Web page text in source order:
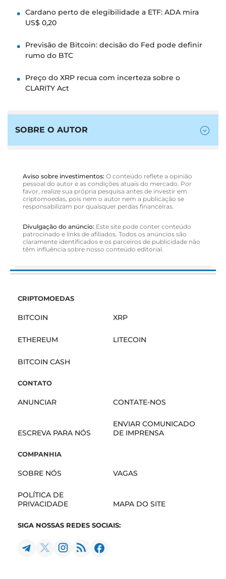
Cardano perto de elegibilidade a ETF: ADA mira
US$ 0,20
Previsão de Bitcoin: decisão do Fed pode definir
rumo do BTC
Preço do XRP recua com incerteza sobre o
CLARITY Act
SOBRE O AUTOR
Aviso sobre investimentos: O conteúdo reflete a opinião
pessoal do autor e as condições atuais do mercado. Por
favor, realize sua própria pesquisa antes de investir em
criptomoedas, pois nem o autor nem a publicação se
responsabilizam por quaisquer perdas financeiras.
Divulgação do anúncio: Este site pode conter conteúdo
patrocinado e links de afiliados. Todos os anúncios são
claramente identificados e os parceiros de publicidade não
têm influência sobre nosso conteúdo editorial.
CRIPTOMOEDAS
BITCOIN XRP
ETHEREUM LITECOIN
BITCOIN CASH
CONTATO
ANUNCIAR CONTATE-NOS
ESCREVA PARA NÓS
ENVIAR COMUNICADO
DE IMPRENSA
COMPANHIA
SOBRE NÓS VAGAS
POLÍTICA DE
PRIVACIDADE
MAPA DO SITE
SIGA NOSSAS REDES SOCIAIS: